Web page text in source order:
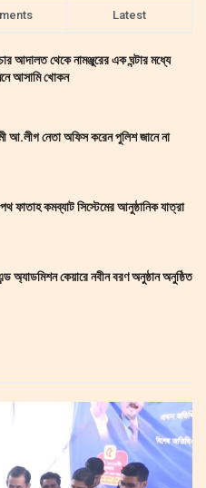
Latest
আদালত থেকে নামঞ্জুরের এক ঘন্টার মধ্যে
আসামি খোকন
আ.লীগ নেতা অফিস করেন পুলিশ জানে না
ফাতাহ কমব্যাট সিস্টেমের আনুষ্ঠানিক যাত্রা
অ্যাডমিশন কেয়ারে নবীন বরণ অনুষ্ঠান অনুষ্ঠিত